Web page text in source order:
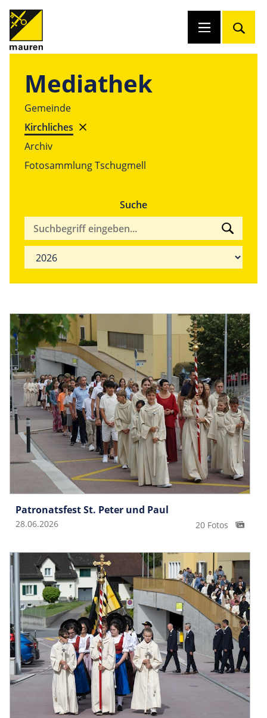
Mediathek
Gemeinde
Kirchliches
Archiv
Fotosammlung Tschugmell
Suche
Patronatsfest St. Peter und Paul
28.06.2026 20 Fotos